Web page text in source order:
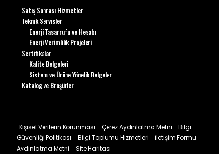
Satış Sonrası Hizmetler
Teknik Servisler
Enerji Tasarrufu ve Hesabı
Enerji Verimlilik Projeleri
Sertifikalar
Kalite Belgeleri
Sistem ve Ürüne Yönelik Belgeler
Katalog ve Broşürler
Kişisel Verilerin Korunması Çerez Aydınlatma Metni
Bilgi
Güvenliği Politikası
Bilgi Toplumu Hizmetleri
İletişim Formu
Aydınlatma Metni
Site Haritası